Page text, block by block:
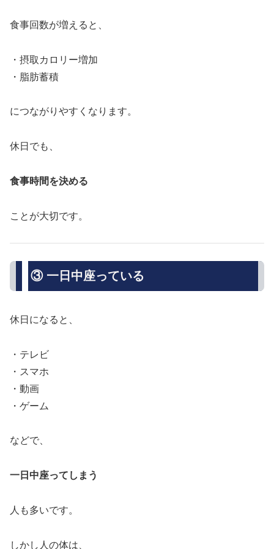
食事回数が増えると、
・摂取カロリー増加
・脂肪蓄積
につながりやすくなります。
休日でも、
食事時間を決める
ことが大切です。
③ 一日中座っている
休日になると、
・テレビ
・スマホ
・動画
・ゲーム
などで、
一日中座ってしまう
人も多いです。
しかし人の体は、